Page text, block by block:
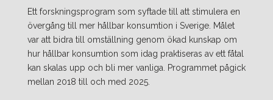
Ett forskningsprogram som syftade till att stimulera en
övergång till mer hållbar konsumtion i Sverige. Målet
var att bidra till omställning genom ökad kunskap om
hur hållbar konsumtion som idag praktiseras av ett fåtal
kan skalas upp och bli mer vanliga. Programmet pågick
mellan 2018 till och med 2025.